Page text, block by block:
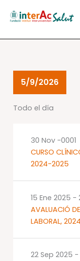
Eventos
May
5/9/2026
la
Todo el día
CURSO
2024-2025
30 Nov -0001
AVALUACIÓ
LABORAL,
15 Ene 2025 -
22 Sep 2025 -